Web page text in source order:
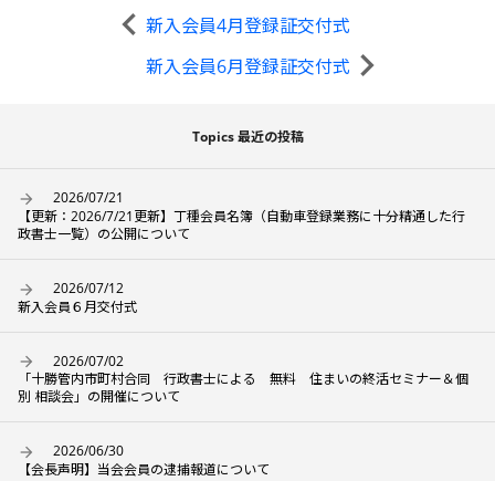
新入会員4月登録証交付式
新入会員6月登録証交付式
Topics 最近の投稿
2026/07/21
【更新：2026/7/21更新】丁種会員名簿（自動車登録業務に十分精通した行
政書士一覧）の公開について
2026/07/12
新入会員６月交付式
2026/07/02
「十勝管内市町村合同 行政書士による 無料 住まいの終活セミナー＆個
別 相談会」の開催について
2026/06/30
【会長声明】当会会員の逮捕報道について